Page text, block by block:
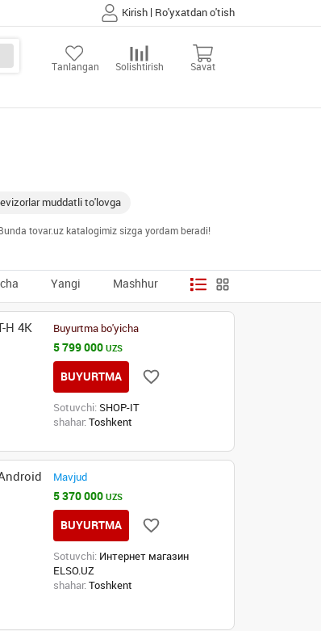
Kirish | Ro'yxatdan o'tish
Tanlangan Solishtirish Savat
muddatli to'lovga
tovar.uz katalogimiz sizga yordam beradi!
Yangi Mashhur
H 4K
Buyurtma bo'yicha
5 799 000UZS
BUYURTMA
Sotuvchi: SHOP-IT
shahar: Toshkent
Mavjud
5 370 000UZS
BUYURTMA
Sotuvchi: Интернет магазин
ELSO.UZ
shahar: Toshkent